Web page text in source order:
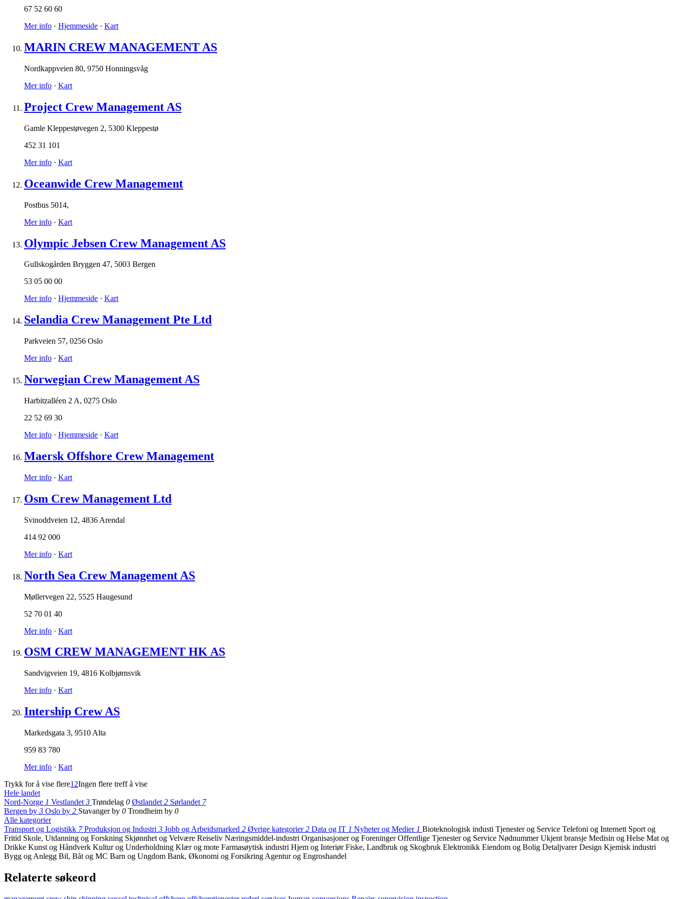
67 52 60 60
Mer info · Hjemmeside · Kart
MARIN CREW MANAGEMENT AS
Nordkappveien 80, 9750 Honningsvåg
Mer info · Kart
Project Crew Management AS
Gamle Kleppestøvegen 2, 5300 Kleppestø
452 31 101
Mer info · Kart
Oceanwide Crew Management
Postbus 5014,
Mer info · Kart
Olympic Jebsen Crew Management AS
Gullskogården Bryggen 47, 5003 Bergen
53 05 00 00
Mer info · Hjemmeside · Kart
Selandia Crew Management Pte Ltd
Parkveien 57, 0256 Oslo
Mer info · Kart
Norwegian Crew Management AS
Harbitzalléen 2 A, 0275 Oslo
22 52 69 30
Mer info · Hjemmeside · Kart
Maersk Offshore Crew Management
Mer info · Kart
Osm Crew Management Ltd
Svinoddveien 12, 4836 Arendal
414 92 000
Mer info · Kart
North Sea Crew Management AS
Møllervegen 22, 5525 Haugesund
52 70 01 40
Mer info · Kart
OSM CREW MANAGEMENT HK AS
Sandvigveien 19, 4816 Kolbjørnsvik
Mer info · Kart
Intership Crew AS
Markedsgata 3, 9510 Alta
959 83 780
Mer info · Kart
Trykk for å vise flere1 2Ingen flere treff å vise
Hele landet
Nord-Norge 1 Vestlandet 3 Trøndelag 0 Østlandet 2 Sørlandet 7
Bergen by 3 Oslo by 2 Stavanger by 0 Trondheim by 0
Alle kategorier
Transport og Logistikk 7 Produksjon og Industri 3 Jobb og Arbeidsmarked 2 Øvrige kategorier2 Data og IT 1 Nyheter og Medier 1 Bioteknologisk industi Tjenester og Service Telefoni og Internett Sport og
Fritid Skole, Utdanning og Forskning Skjønnhet og Velvære Reiseliv Næringsmiddel-industri Organisasjoner og ForeningerOffentlige Tjenester og Service NødnummerUkjent bransje Medisin og Helse Mat og
Drikke Kunst og Håndverk Kultur og Underholdning Klær og mote Farmasøytisk industri Hjem og InteriørFiske, Landbruk og Skogbruk Elektronikk Eiendom og Bolig DetaljvarerDesign Kjemisk industri
Bygg og Anlegg Bil, Båt og MC Barn og Ungdom Bank, Økonomi og Forsikring Agentur og Engroshandel
Relaterte søkeord